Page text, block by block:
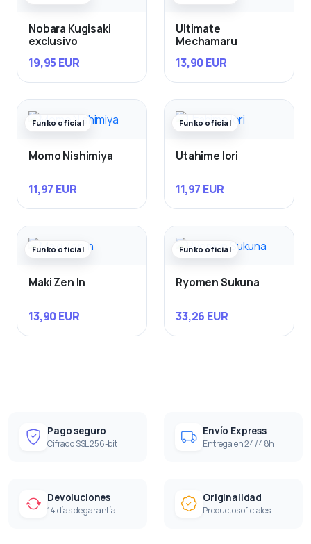
Nobara Kugisaki
exclusivo
19,95 EUR
Ultimate
Mechamaru
13,90 EUR
Funko oficial
Momo Nishimiya
11,97 EUR
Funko oficial
Utahime Iori
11,97 EUR
Funko oficial
Maki Zen In
13,90 EUR
Funko oficial
Ryomen Sukuna
33,26 EUR
Pago seguro
Cifrado SSL 256-bit
Envío Express
Entrega en 24/48h
Devoluciones
14 días de garantía
Originalidad
Productos oficiales